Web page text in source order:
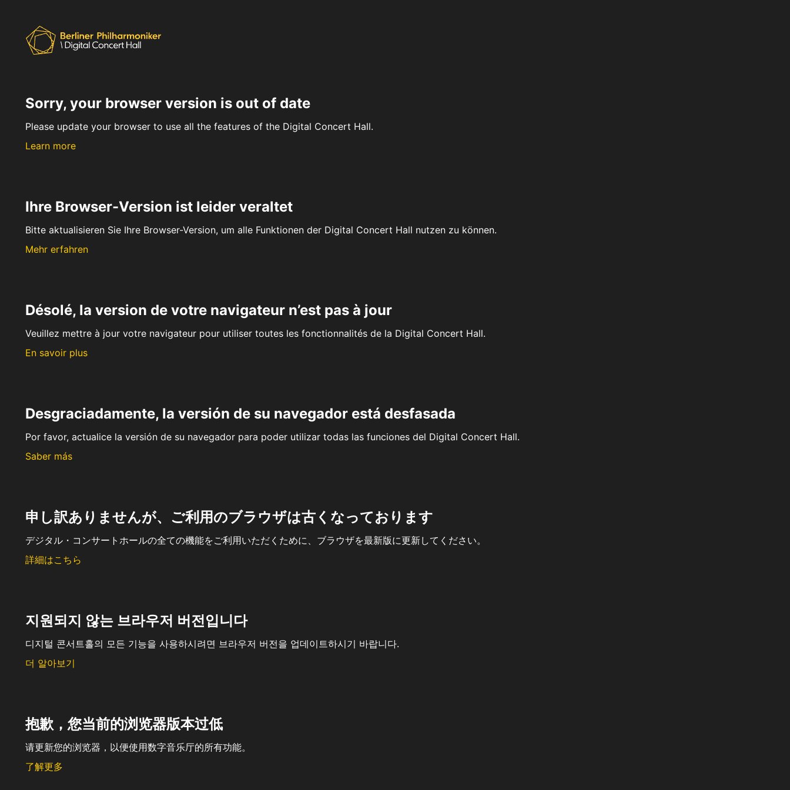
Sorry, your browser version is out of date
Please update your browser to use all the features of the Digital Concert Hall.
Learn more
Ihre Browser-Version ist leider veraltet
Bitte aktualisieren Sie Ihre Browser-Version, um alle Funktionen der Digital Concert Hall nutzen zu können.
Mehr erfahren
Désolé, la version de votre navigateur n’est pas à jour
Veuillez mettre à jour votre navigateur pour utiliser toutes les fonctionnalités de la Digital Concert Hall.
En savoir plus
Desgraciadamente, la versión de su navegador está desfasada
Por favor, actualice la versión de su navegador para poder utilizar todas las funciones del Digital Concert Hall.
Saber más
申し訳ありませんが、ご利用のブラウザは古くなっております
デジタル・コンサートホールの全ての機能をご利用いただくために、ブラウザを最新版に更新してください。
詳細はこちら
지원되지 않는 브라우저 버전입니다
디지털 콘서트홀의 모든 기능을 사용하시려면 브라우저 버전을 업데이트하시기 바랍니다.
더 알아보기
抱歉，您当前的浏览器版本过低
请更新您的浏览器，以便使用数字音乐厅的所有功能。
了解更多